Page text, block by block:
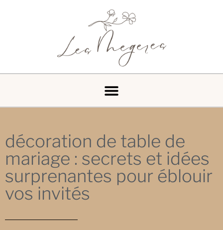
décoration de table de
mariage : secrets et idées
surprenantes pour éblouir
vos invités